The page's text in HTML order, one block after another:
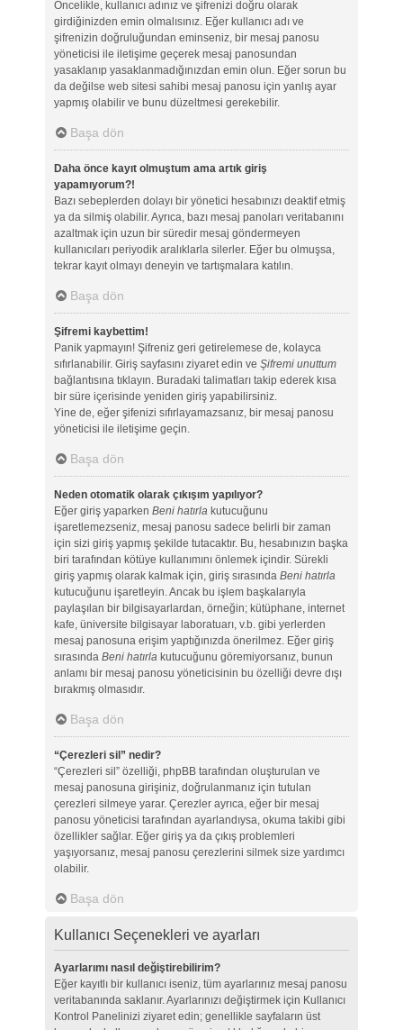
Öncelikle, kullanıcı adınız ve şifrenizi doğru olarak
girdiğinizden emin olmalısınız. Eğer kullanıcı adı ve
şifrenizin doğruluğundan eminseniz, bir mesaj panosu
yöneticisi ile iletişime geçerek mesaj panosundan
yasaklanıp yasaklanmadığınızdan emin olun. Eğer sorun bu
da değilse web sitesi sahibi mesaj panosu için yanlış ayar
yapmış olabilir ve bunu düzeltmesi gerekebilir.
Başa dön
Daha önce kayıt olmuştum ama artık giriş
yapamıyorum?!
Bazı sebeplerden dolayı bir yönetici hesabınızı deaktif etmiş
ya da silmiş olabilir. Ayrıca, bazı mesaj panoları veritabanını
azaltmak için uzun bir süredir mesaj göndermeyen
kullanıcıları periyodik aralıklarla silerler. Eğer bu olmuşsa,
tekrar kayıt olmayı deneyin ve tartışmalara katılın.
Başa dön
Şifremi kaybettim!
Panik yapmayın! Şifreniz geri getirelemese de, kolayca
sıfırlanabilir. Giriş sayfasını ziyaret edin ve Şifremi unuttum
bağlantısına tıklayın. Buradaki talimatları takip ederek kısa
bir süre içerisinde yeniden giriş yapabilirsiniz.
Yine de, eğer şifenizi sıfırlayamazsanız, bir mesaj panosu
yöneticisi ile iletişime geçin.
Başa dön
Neden otomatik olarak çıkışım yapılıyor?
Eğer giriş yaparken Beni hatırlakutucuğunu
işaretlemezseniz, mesaj panosu sadece belirli bir zaman
için sizi giriş yapmış şekilde tutacaktır. Bu, hesabınızın başka
biri tarafından kötüye kullanımını önlemek içindir. Sürekli
giriş yapmış olarak kalmak için, giriş sırasında Beni hatırla
kutucuğunu işaretleyin. Ancak bu işlem başkalarıyla
paylaşılan bir bilgisayarlardan, örneğin; kütüphane, internet
kafe, üniversite bilgisayar laboratuarı, v.b. gibi yerlerden
mesaj panosuna erişim yaptığınızda önerilmez. Eğer giriş
sırasında Beni hatırlakutucuğunu göremiyorsanız, bunun
anlamı bir mesaj panosu yöneticisinin bu özelliği devre dışı
bırakmış olmasıdır.
Başa dön
“Çerezleri sil” nedir?
“Çerezleri sil” özelliği, phpBB tarafından oluşturulan ve
mesaj panosuna girişiniz, doğrulanmanız için tutulan
çerezleri silmeye yarar. Çerezler ayrıca, eğer bir mesaj
panosu yöneticisi tarafından ayarlandıysa, okuma takibi gibi
özellikler sağlar. Eğer giriş ya da çıkış problemleri
yaşıyorsanız, mesaj panosu çerezlerini silmek size yardımcı
olabilir.
Başa dön
Kullanıcı Seçenekleri ve ayarları
Ayarlarımı nasıl değiştirebilirim?
Eğer kayıtlı bir kullanıcı iseniz, tüm ayarlarınız mesaj panosu
veritabanında saklanır. Ayarlarınızı değiştirmek için Kullanıcı
Kontrol Panelinizi ziyaret edin; genellikle sayfaların üst